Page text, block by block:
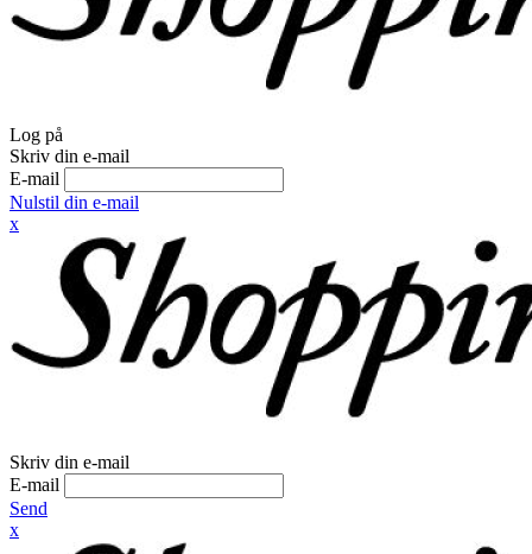
Log på
Skriv din e-mail
E-mail
Nulstil din e-mail
x
Skriv din e-mail
E-mail
Send
x